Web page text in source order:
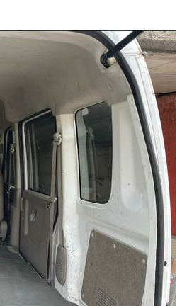
難」のリアル＜山
ブーツの国の街角で